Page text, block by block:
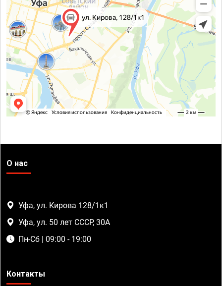
О нас
Уфа, ул. Кирова 128/1к1
Уфа, ул. 50 лет СССР, 30А
Пн-Сб | 09:00 - 19:00
Контакты